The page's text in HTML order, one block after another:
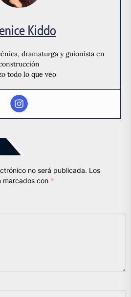
Kiddo
dramaturga y guionista en
todo lo que veo
no será publicada. Los
marcados con *